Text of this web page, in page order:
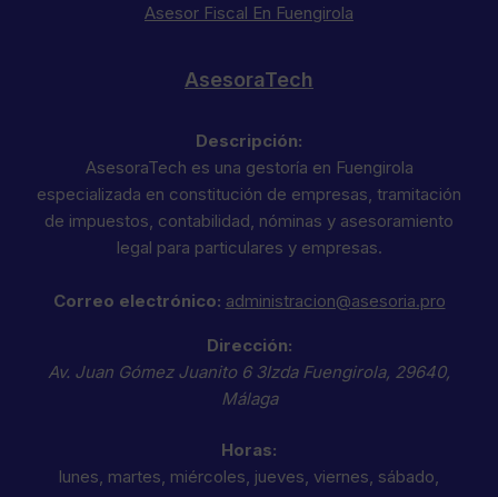
Asesor Fiscal En Fuengirola
AsesoraTech
Descripción:
AsesoraTech es una gestoría en Fuengirola
especializada en constitución de empresas, tramitación
de impuestos, contabilidad, nóminas y asesoramiento
legal para particulares y empresas.
Correo electrónico: administracion@asesoria.pro
Dirección:
Av. Juan Gómez Juanito 6 3Izda Fuengirola, 29640,
Málaga
Horas:
lunes, martes, miércoles, jueves, viernes, sábado,